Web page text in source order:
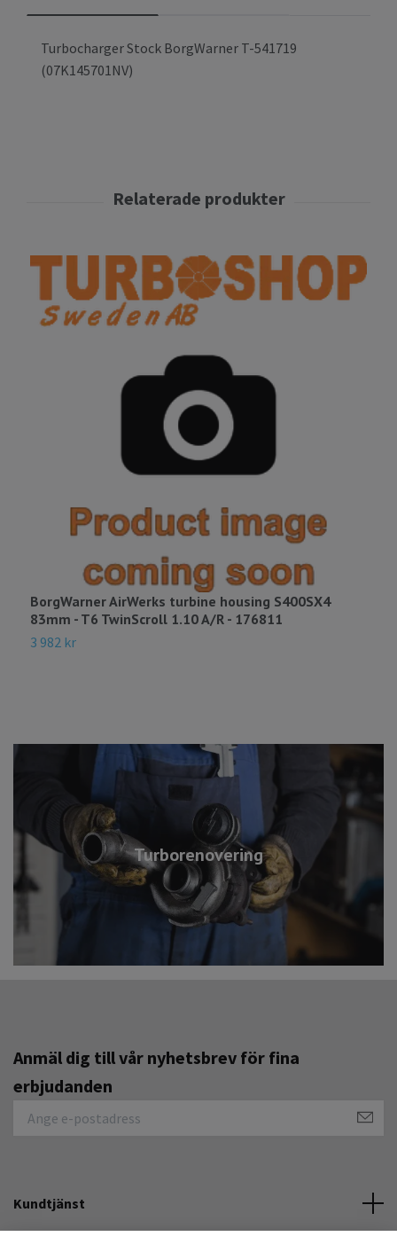
Turborenovering
Turbocharger Stock BorgWarner T-541719
(07K145701NV)
BorgWarner AirWerks turbine housing S400SX4
83mm - T6 TwinScroll 1.10 A/R - 176811
3 982 kr
Anmäl dig till vår nyhetsbrev för fina
erbjudanden
Kundtjänst